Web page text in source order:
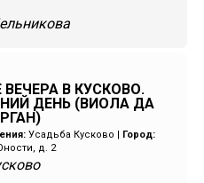
В КУСКОВО.
ДЕНЬ (ВИОЛА ДА
Усадьба Кусково
Город:
д. 2